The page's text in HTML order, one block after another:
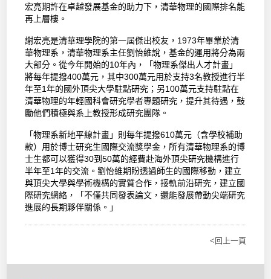
宏亮期許在卓越發展基金的助力下，清華物理的國際排名能
再上層樓。
謝宏亮是清華理學院的第一屆傑出校友，1973年畢業於清
華物理系，清華物理系主任劉怡維說，基金的運用將分為兩
大部分。從今年開始的10年內，「物理系傑出人才計畫」
將每年提撥400萬元，其中300萬元用於支持3名教授進行半
年至1年的國外頂尖大學駐點研究；另100萬元支持駐點在
清華物理的年輕國科會研究學者專題研究，提升其待遇，鼓
勵他們積極與系上教授形成研究團隊。
「物理系新地平線計畫」則每年提撥610萬元（含學校補助
款）用於博士研究生國際交流獎學金，所有清華物理系的博
士生都可以獲得30到50萬的經費赴海外頂尖研究機構進行
半年至1年的交流。劉怡維期盼透過師生的國際移動，建立
與頂尖大學與學術機構的實質合作，接軌前沿研究，建立國
際研究網絡，「不僅共同發表論文，還能發展帶動尖端研究
進展的長期夥伴關係。」
<回上一頁